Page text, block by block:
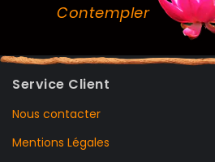
Contempler
Service Client
Nous contacter
Mentions Légales